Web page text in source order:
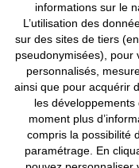
Mentions
© 2026
informations sur le
L’utilisation des
sur des sites de tiers
pseudonymisées), pour
personnalisés,
ainsi que pour acquérir
les
moment plus
compris la possibilité
paramétrage. En